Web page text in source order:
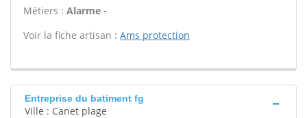
Métiers : Alarme -
Voir la fiche artisan : Ams protection
Entreprise du batiment fg
Ville : Canet plage